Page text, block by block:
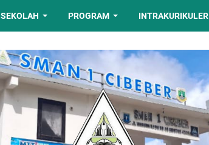
SEKOLAH PROGRAM INTRAKURIKULER